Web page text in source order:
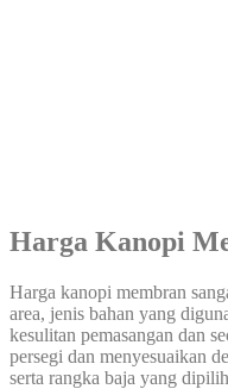
Harga Kanopi
Harga kanopi membran
area, jenis bahan yang
kesulitan pemasangan dan
persegi dan menyesuaikan
serta rangka baja yang